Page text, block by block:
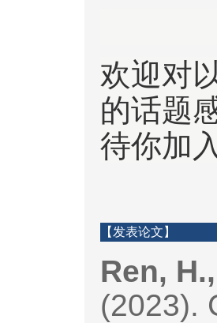
欢迎对
的话题
待你加
【发表论文】
Ren,
(2023).